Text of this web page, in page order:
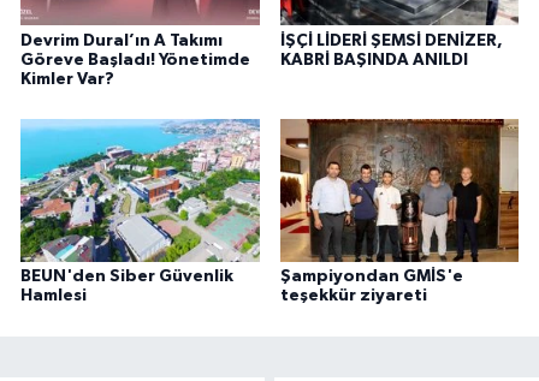
Devrim Dural’ın A Takımı
Göreve Başladı! Yönetimde
Kimler Var?
İŞÇİ LİDERİ ŞEMSİ DENİZER,
KABRİ BAŞINDA ANILDI
BEUN'den Siber Güvenlik
Hamlesi
Şampiyondan GMİS'e
teşekkür ziyareti